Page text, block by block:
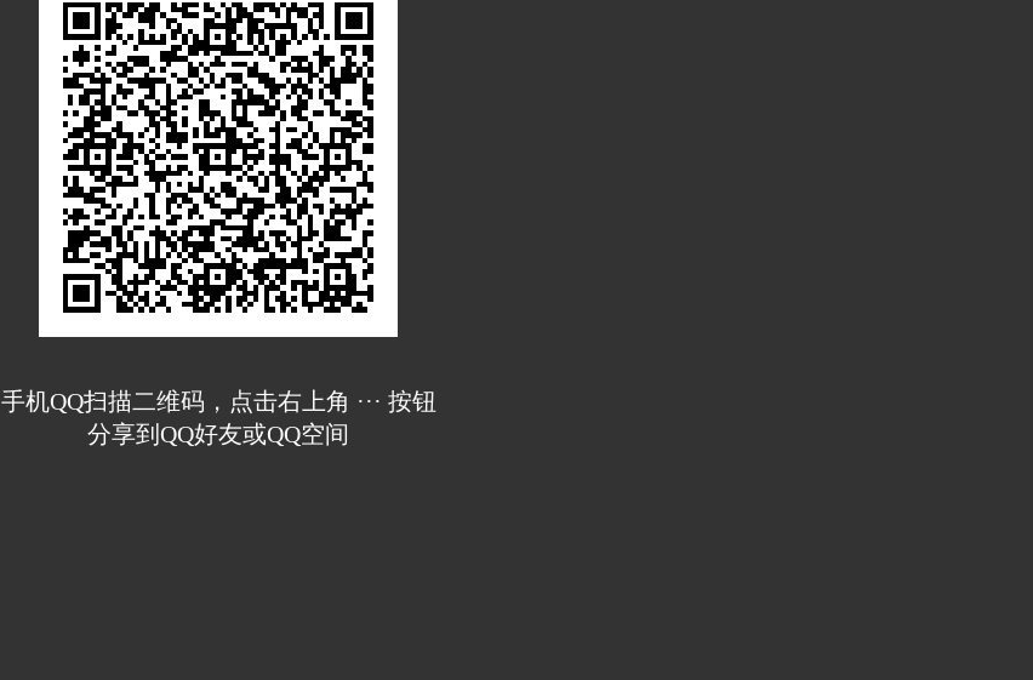
手机QQ扫描二维码，点击右上角 ··· 按钮
分享到QQ好友或QQ空间